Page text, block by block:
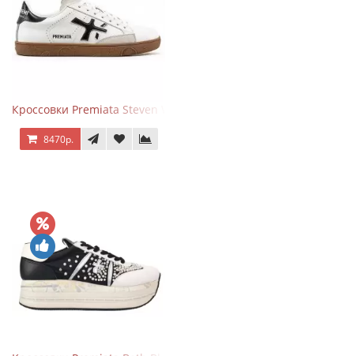
Кроссовки Premiata Steven White Black
8470р.